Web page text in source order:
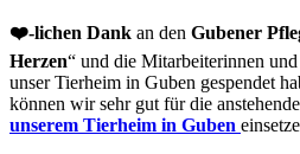
❤️-lichen Dank an den Gubener
Herzen“ und die Mitarbeiterinnen
unser Tierheim in Guben gespendet
können wir sehr gut für die
unserem Tierheim in Guben